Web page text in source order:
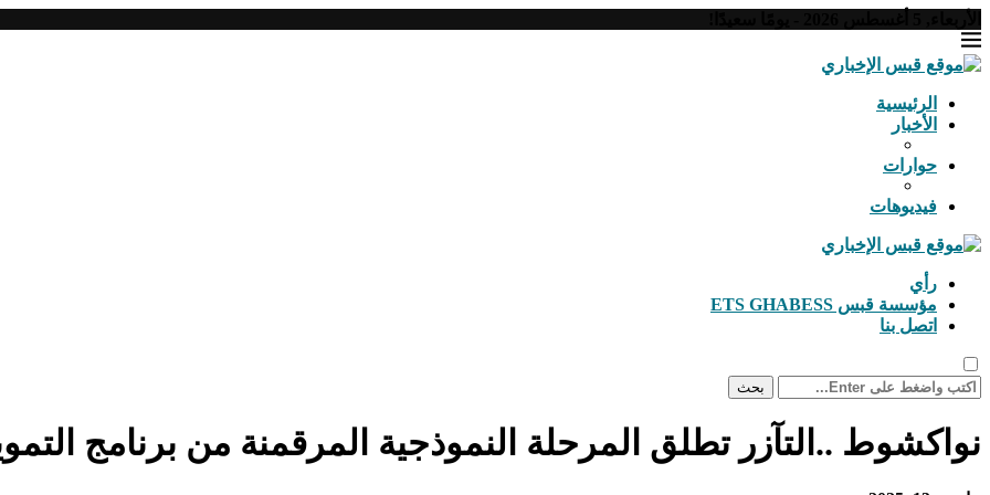
الرئيسية
الأخبار
حوارات
فيديوهات
رأي
مؤسسة قبس ETS GHABESS
اتصل بنا
بحث
نواكشوط ..التآزر تطلق المرحلة النموذجية المرقمنة من برنامج